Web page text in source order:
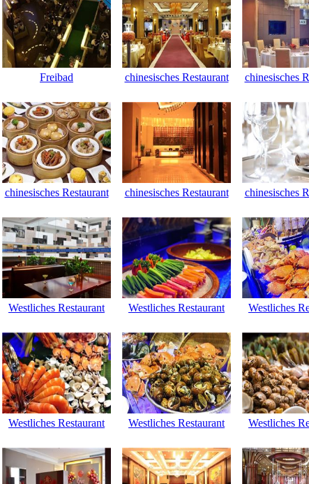
Freibad chinesisches Restaurant chinesisches
chinesisches Restaurant chinesisches Restaurant chinesisches
Westliches Restaurant Westliches Restaurant Westliches
Westliches Restaurant Westliches Restaurant Westliches